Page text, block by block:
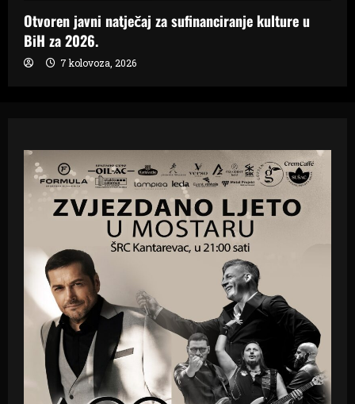
Otvoren javni natječaj za sufinanciranje kulture u
BiH za 2026.
7 kolovoza, 2026